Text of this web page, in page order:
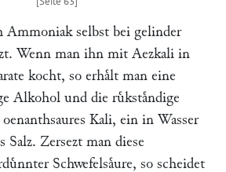
Ammoniak selbst bei gelinder
Wenn man ihn mit Aezkali in
kocht, so erhaͤlt man eine
Alkohol und die ruͤkstaͤndige
Kali, ein in Wasser
Salz. Zersezt man diese
Schwefelsaͤure, so scheidet